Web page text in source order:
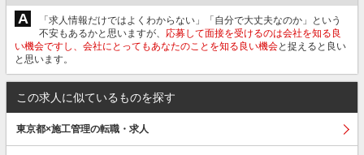
A
「求人情報だけではよくわからない」「自分で大丈夫なのか」という
不安もあるかと思いますが、 応募して面接を受けるのは会社を知る良
い機会ですし、会社にとってもあなたのことを知る良い機会と捉えると良い
と思います。
この求人に似ているものを探す
東京都×施工管理の転職・求人